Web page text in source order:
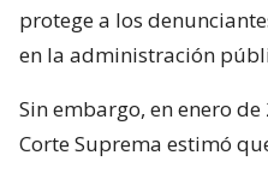
protege a los
en la administración
Sin embargo, en enero
Corte Suprema estimó